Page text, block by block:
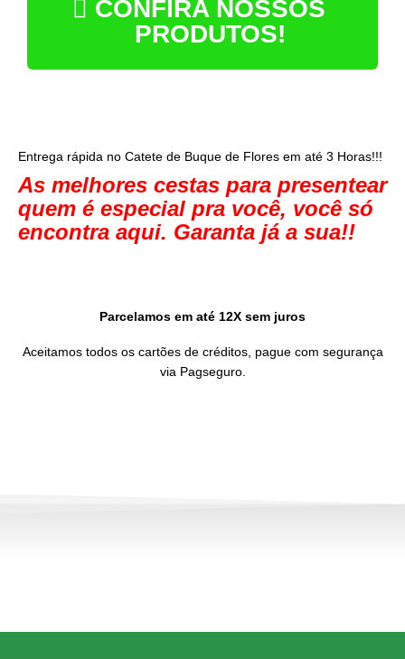
CONFIRA NOSSOS
PRODUTOS!
Entrega rápida no Catete de Buque de Flores em até 3 Horas!!!
As melhores cestas para presentear
quem é especial pra você, você só
encontra aqui. Garanta já a sua!!
Parcelamos em até 12X sem juros
Aceitamos todos os cartões de créditos, pague com segurança
via Pagseguro.